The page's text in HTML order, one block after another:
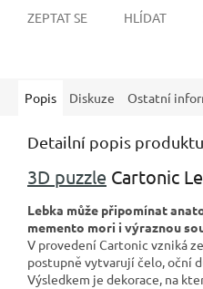
ZEPTAT SE HLÍDAT
Popis Diskuze Ostatní
Detailní popis produktu
3D puzzle Cartonic
Lebka může připomínat
memento mori i výraznou
V provedení Cartonic vzniká
postupně vytvarují čelo, oční
Výsledkem je dekorace, na